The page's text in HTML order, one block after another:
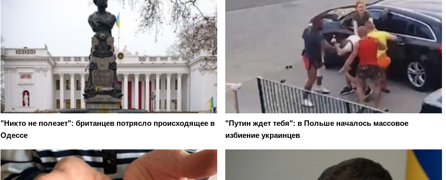
"Никто не полезет": британцев потрясло происходящее в
Одессе
"Путин ждет тебя": в Польше началось массовое
избиение украинцев